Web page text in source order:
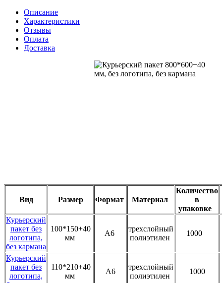
Описание
Характеристики
Отзывы
Оплата
Доставка
Вид Размер Формат Материал
Количество
в
упаковке
Курьерский
пакет без
логотипа,
без кармана
100*150+40
мм
А6
трехслойный
полиэтилен
1000
Курьерский
пакет без
логотипа,
110*210+40
мм
А6
трехслойный
полиэтилен
1000